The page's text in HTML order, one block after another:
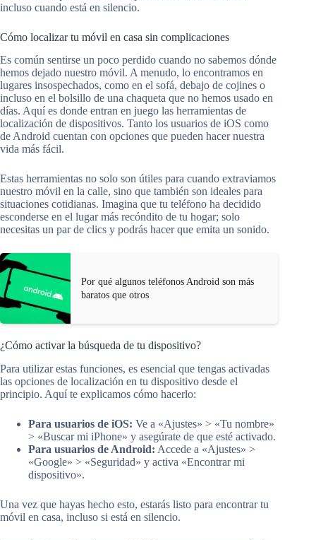
incluso cuando está en silencio.
Cómo localizar tu móvil en casa sin complicaciones
Es común sentirse un poco perdido cuando no sabemos dónde
hemos dejado nuestro móvil. A menudo, lo encontramos en
lugares insospechados, como en el sofá, debajo de cojines o
incluso en el bolsillo de una chaqueta que no hemos usado en
días. Aquí es donde entran en juego las herramientas de
localización de dispositivos. Tanto los usuarios de iOS como
de Android cuentan con opciones que pueden hacer nuestra
vida más fácil.
Estas herramientas no solo son útiles para cuando extraviamos
nuestro móvil en la calle, sino que también son ideales para
situaciones cotidianas. Imagina que tu teléfono ha decidido
esconderse en el lugar más recóndito de tu hogar; solo
necesitas un par de clics y podrás hacer que emita un sonido.
Por qué algunos teléfonos Android son más
baratos que otros
¿Cómo activar la búsqueda de tu dispositivo?
Para utilizar estas funciones, es esencial que tengas activadas
las opciones de localización en tu dispositivo desde el
principio. Aquí te explicamos cómo hacerlo:
Para usuarios de iOS: Ve a «Ajustes» > «Tu nombre»
> «Buscar mi iPhone» y asegúrate de que esté activado.
Para usuarios de Android: Accede a «Ajustes» >
«Google» > «Seguridad» y activa «Encontrar mi
dispositivo».
Una vez que hayas hecho esto, estarás listo para encontrar tu
móvil en casa, incluso si está en silencio.